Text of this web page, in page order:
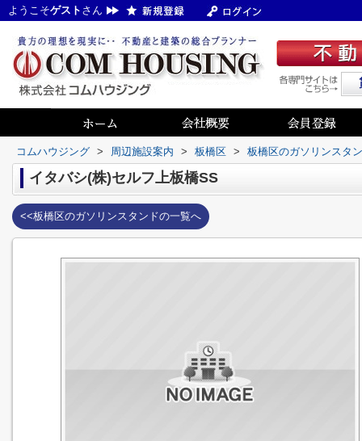
ようこそゲスト さん
コムハウジング > 周辺施設案内 > 板橋区 > 板橋区のガソリンスタ
イタバシ(株)セルフ上板橋SS
<<板橋区のガソリンスタンドの一覧へ